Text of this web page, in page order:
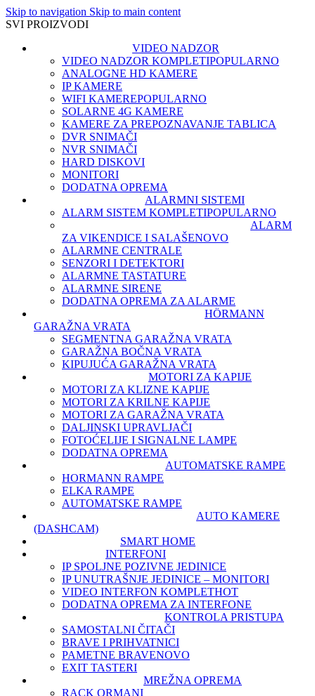
Skip to navigation Skip to main content
SVI PROIZVODI
VIDEO NADZOR
VIDEO NADZOR KOMPLETIPOPULARNO
ANALOGNE HD KAMERE
IP KAMERE
WIFI KAMEREPOPULARNO
SOLARNE 4G KAMERE
KAMERE ZA PREPOZNAVANJE TABLICA
DVR SNIMAČI
NVR SNIMAČI
HARD DISKOVI
MONITORI
DODATNA OPREMA
ALARMNI SISTEMI
ALARM SISTEM KOMPLETIPOPULARNO
ALARM
ZA VIKENDICE I SALAŠENOVO
ALARMNE CENTRALE
SENZORI I DETEKTORI
ALARMNE TASTATURE
ALARMNE SIRENE
DODATNA OPREMA ZA ALARME
HÖRMANN
GARAŽNA VRATA
SEGMENTNA GARAŽNA VRATA
GARAŽNA BOČNA VRATA
KIPUJUĆA GARAŽNA VRATA
MOTORI ZA KAPIJE
MOTORI ZA KLIZNE KAPIJE
MOTORI ZA KRILNE KAPIJE
MOTORI ZA GARAŽNA VRATA
DALJINSKI UPRAVLJAČI
FOTOĆELIJE I SIGNALNE LAMPE
DODATNA OPREMA
AUTOMATSKE RAMPE
HORMANN RAMPE
ELKA RAMPE
AUTOMATSKE RAMPE
AUTO KAMERE
(DASHCAM)
SMART HOME
INTERFONI
IP SPOLJNE POZIVNE JEDINICE
IP UNUTRAŠNJE JEDINICE – MONITORI
VIDEO INTERFON KOMPLETHOT
DODATNA OPREMA ZA INTERFONE
KONTROLA PRISTUPA
SAMOSTALNI ČITAČI
BRAVE I PRIHVATNICI
PAMETNE BRAVENOVO
EXIT TASTERI
MREŽNA OPREMA
RACK ORMANI